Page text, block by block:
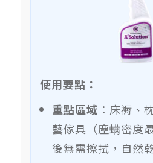
使用要點：
重點區域 ：床褥、
藝傢具（塵螨密度
後無需擦拭，自然